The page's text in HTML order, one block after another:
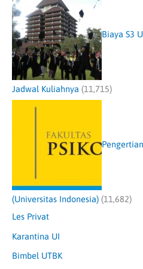
Biaya S3
Jadwal Kuliahnya (11,715)
(Universitas Indonesia) (11,682)
Les Privat
Karantina UI
Bimbel UTBK